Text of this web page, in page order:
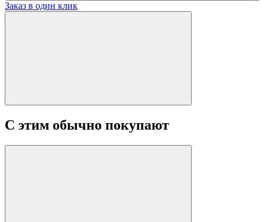
Заказ в один клик
С этим обычно покупают